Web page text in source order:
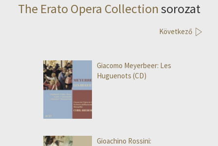
The Erato Opera Collectionsorozat
Következő
Giacomo Meyerbeer: Les
Huguenots (CD)
Gioachino Rossini: